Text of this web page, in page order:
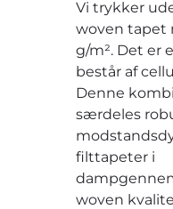
Vi trykker
woven tapet
g/m². Det er
består af
Denne
særdeles
filttapeter i
woven